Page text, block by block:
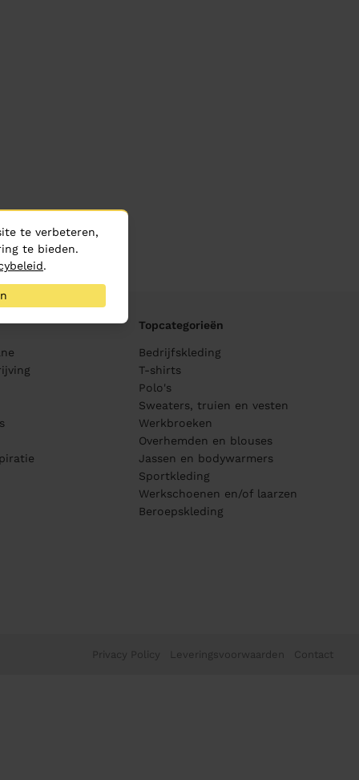
Topcategorieën
Bedrijfskleding
T-shirts
Polo's
Sweaters, truien en vesten
Werkbroeken
Overhemden en blouses
Jassen en bodywarmers
Sportkleding
Werkschoenen en/of laarzen
Beroepskleding
Privacy Policy Leveringsvoorwaarden Contact
te verbeteren,
te bieden.
.